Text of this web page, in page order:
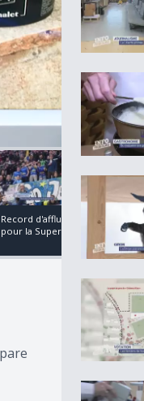
Record d'affluence
pour la Superfin...
Aux armes
citoyens
Cap sur le
Les
La Salon